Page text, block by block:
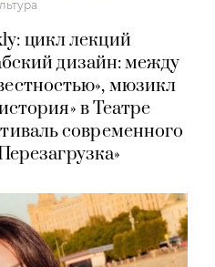
цикл лекций
дизайн: между
мюзикл
в Театре
современного